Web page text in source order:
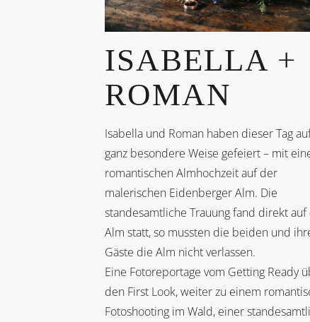
ISABELLA +
ROMAN
Isabella und Roman haben dieser Tag
ganz besondere Weise gefeiert – mit
romantischen Almhochzeit auf der
malerischen Eidenberger Alm. Die
standesamtliche Trauung fand direkt
Alm statt, so mussten die beiden und
Gäste die Alm nicht verlassen.
Eine Fotoreportage vom Getting Ready
den First Look, weiter zu einem
Fotoshooting im Wald, einer